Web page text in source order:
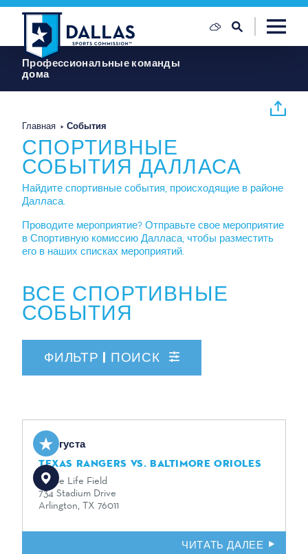
Перейти к содержанию
Профессиональные команды
дома
Главная События
СПОРТИВНЫЕ
СОБЫТИЯ ДАЛЛАСА
Найдите спортивные события, происходящие в районе
Далласа.
Проводите мероприятие? Отправьте свое мероприятие
в Спортивную комиссию Далласа, чтобы разместить
его в наших списках мероприятий.
ВСЕ СПОРТИВНЫЕ
СОБЫТИЯ
ФИЛЬТР | ПОИСК
9 августа
TEXAS RANGERS VS. BALTIMORE ORIOLES
Globe Life Field
734 Stadium Drive
Arlington, TX 76011
ЧИТАТЬ ДАЛЕЕ